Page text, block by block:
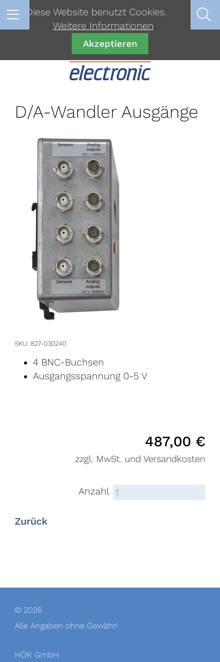
D/A-Wandler Ausgänge
SKU 827-030240
4 BNC-Buchsen
Ausgangsspannung 0-5 V
487,00 €
zzgl. MwSt. und Versandkosten
Anzahl
Zurück
© 2026
Alle Angaben ohne Gewähr!
HÖR GmbH
Diese Website benutzt Cookies.
Weitere Informationen
Akzeptieren